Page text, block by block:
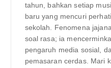
tahun, bahkan setiap
baru yang mencuri
sekolah. Fenomena
soal rasa; ia
pengaruh media sosial,
pemasaran cerdas. Mari